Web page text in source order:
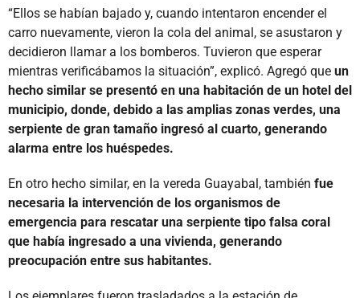
“Ellos se habían bajado y, cuando intentaron encender el
carro nuevamente, vieron la cola del animal, se asustaron y
decidieron llamar a los bomberos. Tuvieron que esperar
mientras verificábamos la situación”, explicó. Agregó que un
hecho similar se presentó en una habitación de un hotel del
municipio, donde, debido a las amplias zonas verdes, una
serpiente de gran tamaño ingresó al cuarto, generando
alarma entre los huéspedes.
En otro hecho similar, en la vereda Guayabal, también fue
necesaria la intervención de los organismos de
emergencia para rescatar una serpiente tipo falsa coral
que había ingresado a una vivienda, generando
preocupación entre sus habitantes.